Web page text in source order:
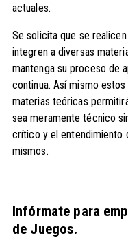
actuales.
Se solicita que se
integren a diversas
mantenga su proceso de
continua. Así mismo
materias teóricas
sea meramente técnico
crítico y el entendimiento
mismos.
Infórmate para
de Juegos.